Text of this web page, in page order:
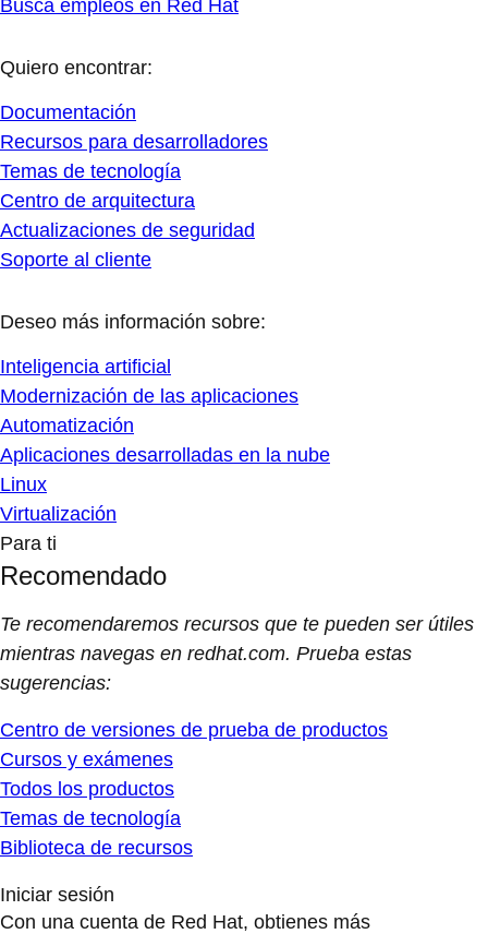
Busca empleos en Red Hat
Quiero encontrar:
Documentación
Recursos para desarrolladores
Temas de tecnología
Centro de arquitectura
Actualizaciones de seguridad
Soporte al cliente
Deseo más información sobre:
Inteligencia artificial
Modernización de las aplicaciones
Automatización
Aplicaciones desarrolladas en la nube
Linux
Virtualización
Para ti
Recomendado
Te recomendaremos recursos que te pueden ser útiles
mientras navegas en redhat.com. Prueba estas
sugerencias:
Centro de versiones de prueba de productos
Cursos y exámenes
Todos los productos
Temas de tecnología
Biblioteca de recursos
Iniciar sesión
Con una cuenta de Red Hat, obtienes más